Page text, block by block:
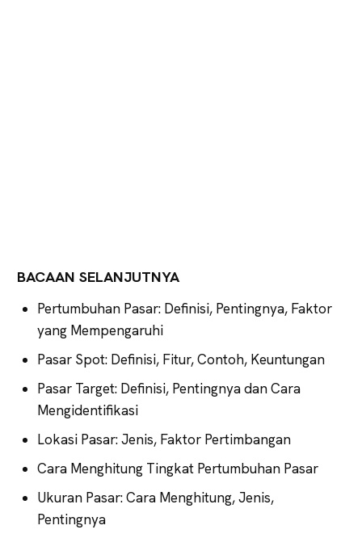
BACAAN SELANJUTNYA
Pertumbuhan Pasar: Definisi, Pentingnya, Faktor
yang Mempengaruhi
Pasar Spot: Definisi, Fitur, Contoh, Keuntungan
Pasar Target: Definisi, Pentingnya dan Cara
Mengidentifikasi
Lokasi Pasar: Jenis, Faktor Pertimbangan
Cara Menghitung Tingkat Pertumbuhan Pasar
Ukuran Pasar: Cara Menghitung, Jenis,
Pentingnya